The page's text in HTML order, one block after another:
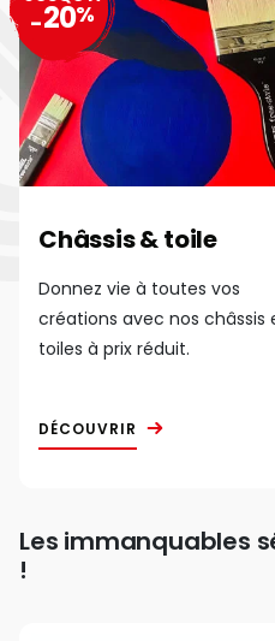
Châssis & toile
Donnez vie à toutes vos
créations avec nos châssis
toiles à prix réduit.
DÉCOUVRIR
-20%
Les immanquables
!